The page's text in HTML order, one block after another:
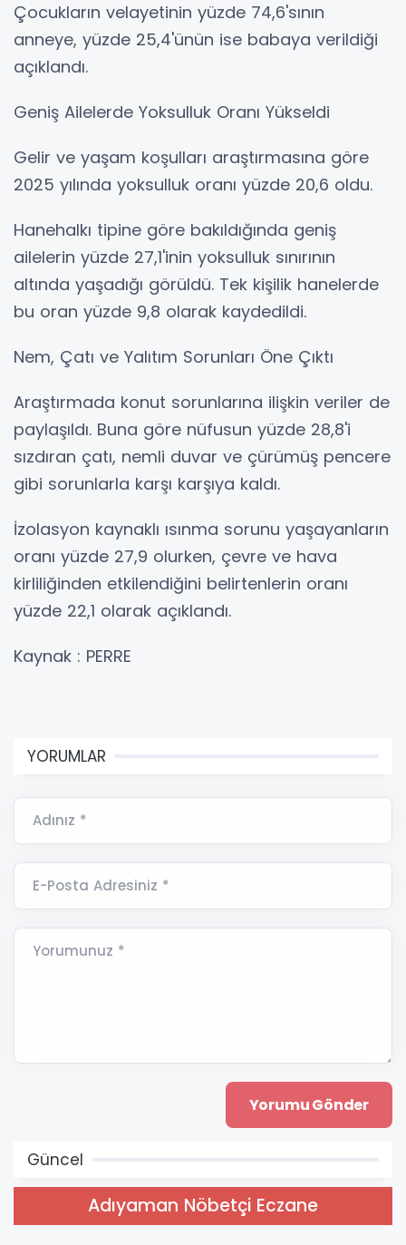
Çocukların velayetinin yüzde 74,6'sının
anneye, yüzde 25,4'ünün ise babaya verildiği
açıklandı.
Geniş Ailelerde Yoksulluk Oranı Yükseldi
Gelir ve yaşam koşulları araştırmasına göre
2025 yılında yoksulluk oranı yüzde 20,6 oldu.
Hanehalkı tipine göre bakıldığında geniş
ailelerin yüzde 27,1'inin yoksulluk sınırının
altında yaşadığı görüldü. Tek kişilik hanelerde
bu oran yüzde 9,8 olarak kaydedildi.
Nem, Çatı ve Yalıtım Sorunları Öne Çıktı
Araştırmada konut sorunlarına ilişkin veriler de
paylaşıldı. Buna göre nüfusun yüzde 28,8'i
sızdıran çatı, nemli duvar ve çürümüş pencere
gibi sorunlarla karşı karşıya kaldı.
İzolasyon kaynaklı ısınma sorunu yaşayanların
oranı yüzde 27,9 olurken, çevre ve hava
kirliliğinden etkilendiğini belirtenlerin oranı
yüzde 22,1 olarak açıklandı.
Kaynak : PERRE
YORUMLAR
Adınız *
E-Posta Adresiniz *
Yorumunuz *
Güncel
Adıyaman Nöbetçi Eczane